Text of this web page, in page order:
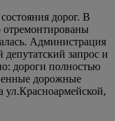
дорог. В
отремонтированы
Администрация
депутатский запрос и
дороги полностью
дорожные
ул.Красноармейской,